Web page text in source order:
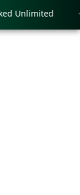
Unlimited